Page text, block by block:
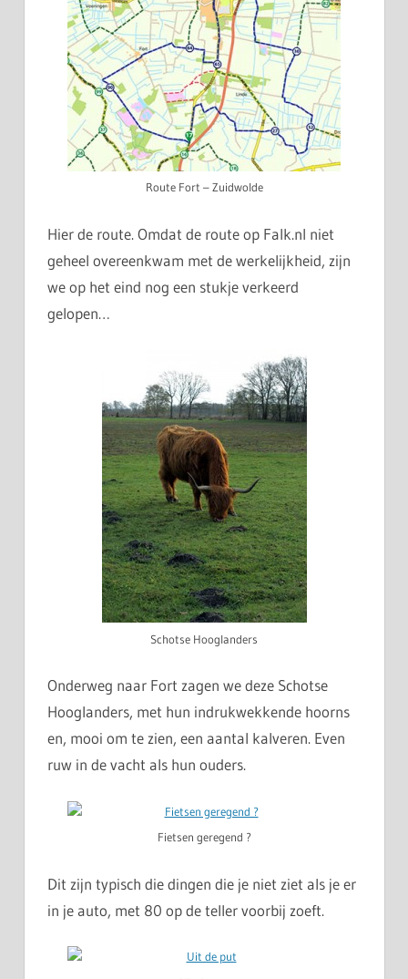
Route Fort – Zuidwolde
Hier de route. Omdat de route op Falk.nl niet
geheel overeenkwam met de werkelijkheid, zijn
we op het eind nog een stukje verkeerd
gelopen…
Schotse Hooglanders
Onderweg naar Fort zagen we deze Schotse
Hooglanders, met hun indrukwekkende hoorns
en, mooi om te zien, een aantal kalveren. Even
ruw in de vacht als hun ouders.
Fietsen geregend ?
Dit zijn typisch die dingen die je niet ziet als je er
in je auto, met 80 op de teller voorbij zoeft.